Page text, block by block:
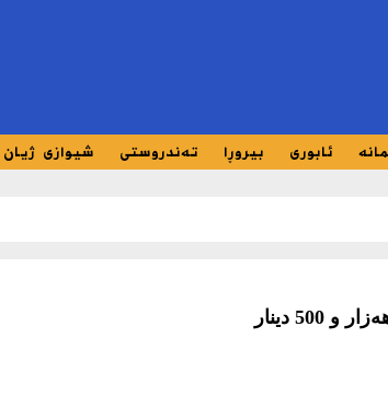
ئابوری بیروڕا تەندروستی شیوازی ژیان